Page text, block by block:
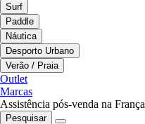
Surf
Paddle
Náutica
Desporto Urbano
Verão / Praia
Outlet
Marcas
Assistência pós-venda na França
Pesquisar